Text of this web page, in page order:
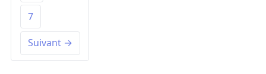
7
Suivant →